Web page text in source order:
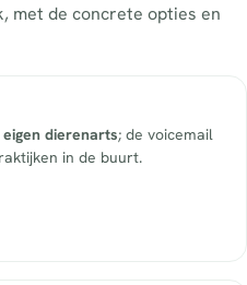
met de concrete opties en
eigen dierenarts; de voicemail
in de buurt.